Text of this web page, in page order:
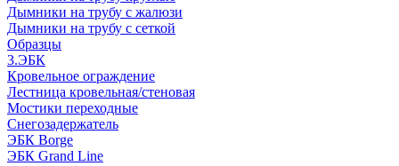
Дымники на трубу с жалюзи
Дымники на трубу с сеткой
Образцы
3.ЭБК
Кровельное ограждение
Лестница кровельная/стеновая
Мостики переходные
Снегозадержатель
ЭБК Borge
ЭБК Grand Line